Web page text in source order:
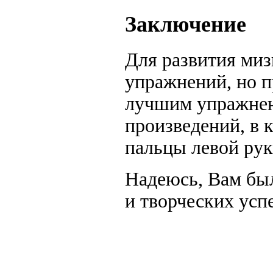
Заключение
Для развития
упражнений, но
лучшим
произведений, в
пальцы левой
Надеюсь, Вам
и творческих